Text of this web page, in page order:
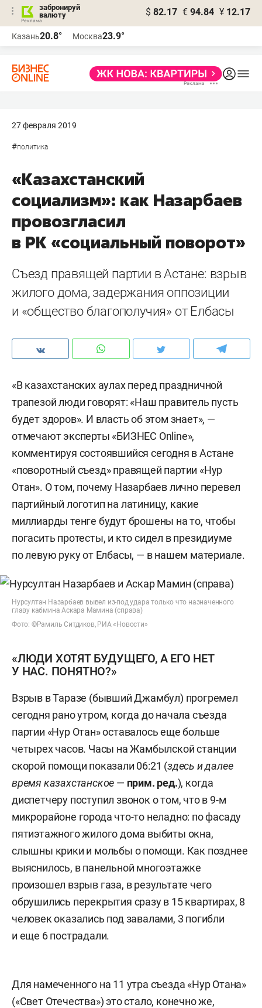
забронируй
валюту
$ 82.17 € 94.84 ¥ 12.17
Казань20.8° Москва23.9°
27 февраля 2019
#политика
«Казахстанский
социализм»: как Назарбаев
провозгласил
в РК «социальный поворот»
Съезд правящей партии в Астане: взрыв
жилого дома, задержания оппозиции
и «общество благополучия» от Елбасы
«В казахстанских аулах перед праздничной
трапезой люди говорят: «Наш правитель пусть
будет здоров». И власть об этом знает», —
отмечают эксперты «БИЗНЕС Online»,
комментируя состоявшийся сегодня в Астане
«поворотный съезд» правящей партии «Нур
Отан». О том, почему Назарбаев лично перевел
партийный логотип на латиницу, какие
миллиарды тенге будут брошены на то, чтобы
погасить протесты, и кто сидел в президиуме
по левую руку от Елбасы, — в нашем материале.
Нурсултан Назарбаев вывел из-под удара только что назначенного
главу кабмина Аскара Мамина (справа)
Фото: ©Рамиль Ситдиков, РИА «Новости»
«ЛЮДИ ХОТЯТ БУДУЩЕГО, А ЕГО НЕТ
У НАС. ПОНЯТНО?»
Взрыв в Таразе (бывший Джамбул) прогремел
сегодня рано утром, когда до начала съезда
партии «Нур Отан» оставалось еще больше
четырех часов. Часы на Жамбылской станции
скорой помощи показали 06:21 (здесь и далее
время казахстанское — прим. ред.), когда
диспетчеру поступил звонок о том, что в 9-м
микрорайоне города что-то неладно: по фасаду
пятиэтажного жилого дома выбиты окна,
слышны крики и мольбы о помощи. Как позднее
выяснилось, в панельной многоэтажке
произошел взрыв газа, в результате чего
обрушились перекрытия сразу в 15 квартирах, 8
человек оказались под завалами, 3 погибли
и еще 6 пострадали.
Для намеченного на 11 утра съезда «Нур Отана»
(«Свет Отечества») это стало, конечно же,